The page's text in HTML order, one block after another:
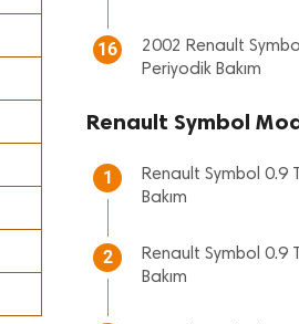
16
2002 Renault
Periyodik Bakım
Renault Symbol
1
Renault Symbol 0.9
Bakım
2
Renault Symbol 0.9
Bakım